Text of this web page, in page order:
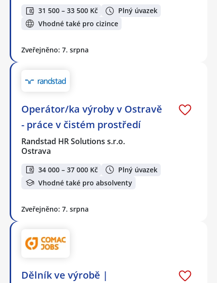
31 500 – 33 500 Kč
Plný úvazek
Vhodné také pro cizince
Zveřejněno: 7. srpna
Operátor/ka výroby v Ostravě
- práce v čistém prostředí
Randstad HR Solutions s.r.o.
Ostrava
34 000 – 37 000 Kč
Plný úvazek
Vhodné také pro absolventy
Zveřejněno: 7. srpna
Dělník ve výrobě |